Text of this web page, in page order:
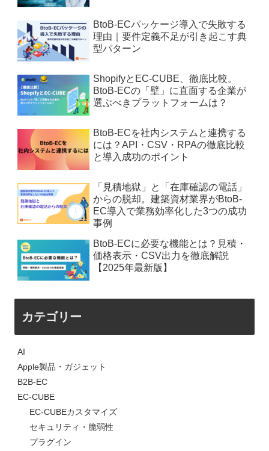
BtoB-ECパッケージ導入で失敗する
理由｜要件定義不足が引き起こす典
型パターン
ShopifyとEC-CUBE、徹底比較。
BtoB-ECの「壁」に直面する企業が
選ぶべきプラットフォームは？
BtoB-ECを社内システムと連携する
には？API・CSV・RPAの徹底比較
と導入成功のポイント
「見積地獄」と「在庫確認の電話」
からの脱却。建築資材業界がBtoB-
EC導入で業務効率化した3つの成功
事例
BtoB-ECに必要な機能とは？見積・
価格表示・CSV出力を徹底解説
【2025年最新版】
カテゴリー
AI
Apple製品・ガジェット
B2B-EC
EC-CUBE
EC-CUBEカスタマイズ
セキュリティ・脆弱性
プラグイン